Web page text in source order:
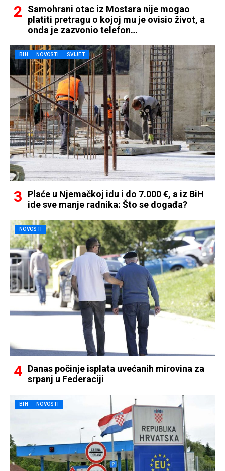
Samohrani otac iz Mostara nije mogao
platiti pretragu o kojoj mu je ovisio život, a
onda je zazvonio telefon…
BIH NOVOSTI SVIJET
Plaće u Njemačkoj idu i do 7.000 €, a iz BiH
ide sve manje radnika: Što se događa?
NOVOSTI
Danas počinje isplata uvećanih mirovina za
srpanj u Federaciji
BIH NOVOSTI